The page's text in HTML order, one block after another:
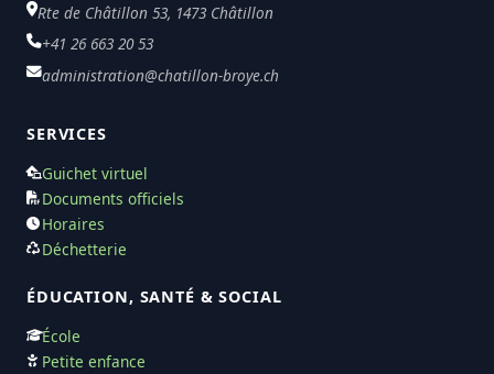
Rte de Châtillon 53, 1473 Châtillon
+41 26 663 20 53
administration@chatillon-broye.ch
SERVICES
Guichet virtuel
Documents officiels
Horaires
Déchetterie
ÉDUCATION, SANTÉ & SOCIAL
École
Petite enfance